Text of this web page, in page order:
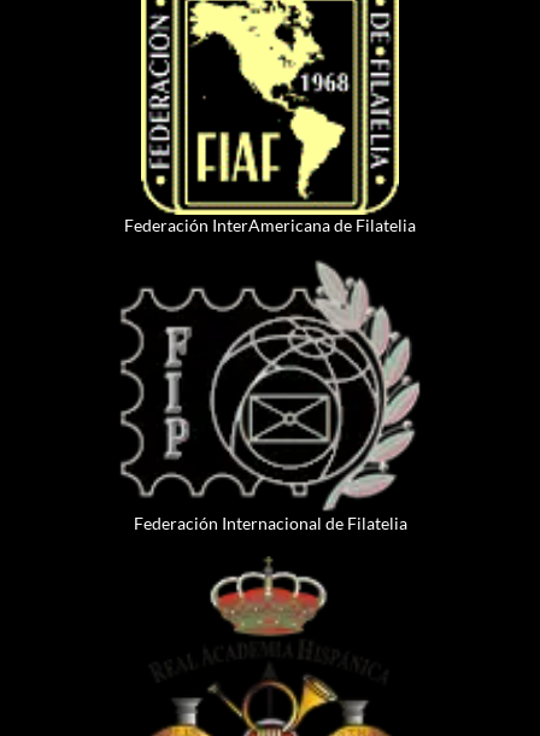
Federación InterAmericana de Filatelia
Federación Internacional de Filatelia